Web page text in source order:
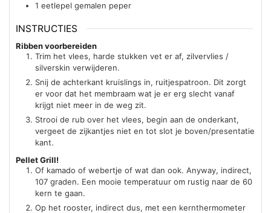
1 eetlepel gemalen peper
INSTRUCTIES
Ribben voorbereiden
Trim het vlees, harde stukken vet er af, zilvervlies /
silverskin verwijderen.
Snij de achterkant kruislings in, ruitjespatroon. Dit zorgt
er voor dat het membraam wat je er erg slecht vanaf
krijgt niet meer in de weg zit.
Strooi de rub over het vlees, begin aan de onderkant,
vergeet de zijkantjes niet en tot slot je boven/presentatie
kant.
Pellet Grill!
Of kamado of webertje of wat dan ook. Anyway, indirect,
107 graden. Een mooie temperatuur om rustig naar de 60
kern te gaan.
Op het rooster, indirect dus, met een kernthermometer